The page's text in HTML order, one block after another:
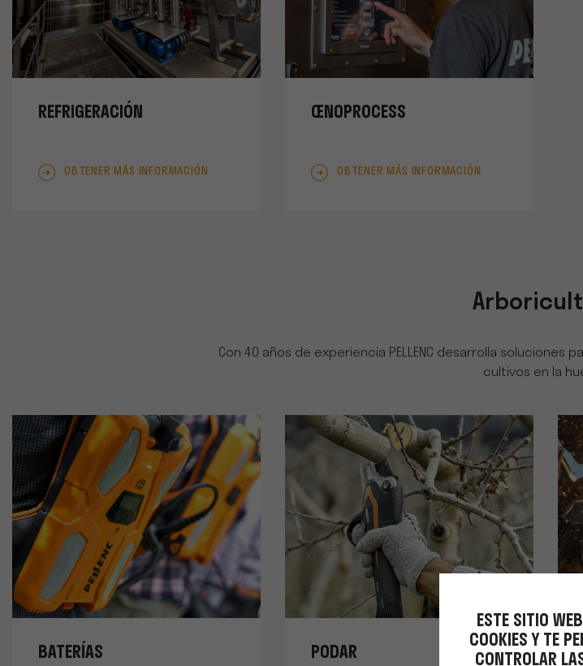
REFRIGERACIÓN
OBTENER MÁS INFORMACIÓN
ŒNOPROCESS
OBTENER MÁS INFORMACIÓN
Con 40 años de experiencia PELLENC desarrolla soluciones
cultivos en la
BATERÍAS PODAR
ESTE SITIO
COOKIES Y TE
CONTROLAR